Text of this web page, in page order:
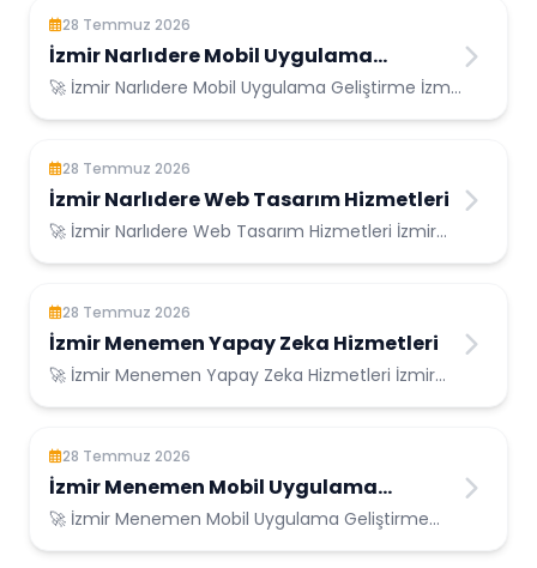
28 Temmuz 2026
İzmir Narlıdere Mobil Uygulama
Geliştirme
🚀 İzmir Narlıdere Mobil Uygulama Geliştirme İzmir
28 Temmuz 2026
İzmir Narlıdere Web Tasarım Hizmetleri
🚀 İzmir Narlıdere Web Tasarım Hizmetleri İzmir
28 Temmuz 2026
İzmir Menemen Yapay Zeka Hizmetleri
🚀 İzmir Menemen Yapay Zeka Hizmetleri İzmir
28 Temmuz 2026
İzmir Menemen Mobil Uygulama
Geliştirme
🚀 İzmir Menemen Mobil Uygulama Geliştirme